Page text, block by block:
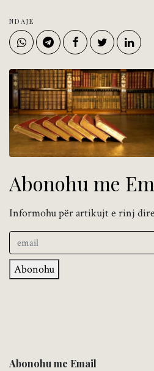
NDAJE
Abonohu me
Informohu për artikujt e rinj
Abonohu
Abonohu me Email